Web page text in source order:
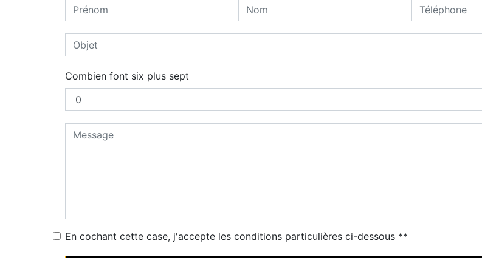
Combien font six plus sept
En cochant cette case, j'accepte les conditions particulières ci-dessous **